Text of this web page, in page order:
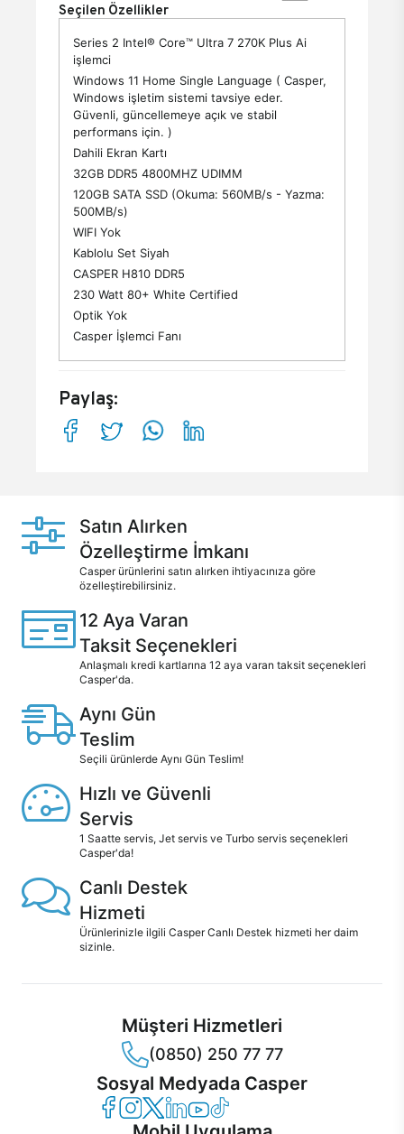
Seçilen Özellikler
Series 2 Intel® Core™ Ultra 7 270K Plus Ai
işlemci
Windows 11 Home Single Language ( Casper,
Windows işletim sistemi tavsiye eder.
Güvenli, güncellemeye açık ve stabil
performans için. )
Dahili Ekran Kartı
32GB DDR5 4800MHZ UDIMM
120GB SATA SSD (Okuma: 560MB/s - Yazma:
500MB/s)
WIFI Yok
Kablolu Set Siyah
CASPER H810 DDR5
230 Watt 80+ White Certified
Optik Yok
Casper İşlemci Fanı
Paylaş:
Satın Alırken
Özelleştirme İmkanı
Casper ürünlerini satın alırken ihtiyacınıza göre
özelleştirebilirsiniz.
12 Aya Varan
Taksit Seçenekleri
Anlaşmalı kredi kartlarına 12 aya varan taksit seçenekleri
Casper'da.
Aynı Gün
Teslim
Seçili ürünlerde Aynı Gün Teslim!
Hızlı ve Güvenli
Servis
1 Saatte servis, Jet servis ve Turbo servis seçenekleri
Casper'da!
Canlı Destek
Hizmeti
Ürünlerinizle ilgili Casper Canlı Destek hizmeti her daim
sizinle.
Müşteri Hizmetleri
(0850) 250 77 77
Sosyal Medyada Casper
Casper Facebook
Casper Instagram
Casper Twitter
Casper LinkedIn
Casper YouTube
Casper TikTok